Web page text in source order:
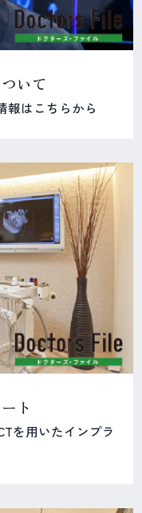
いて
報はこちらから
ト
を用いたインプラ